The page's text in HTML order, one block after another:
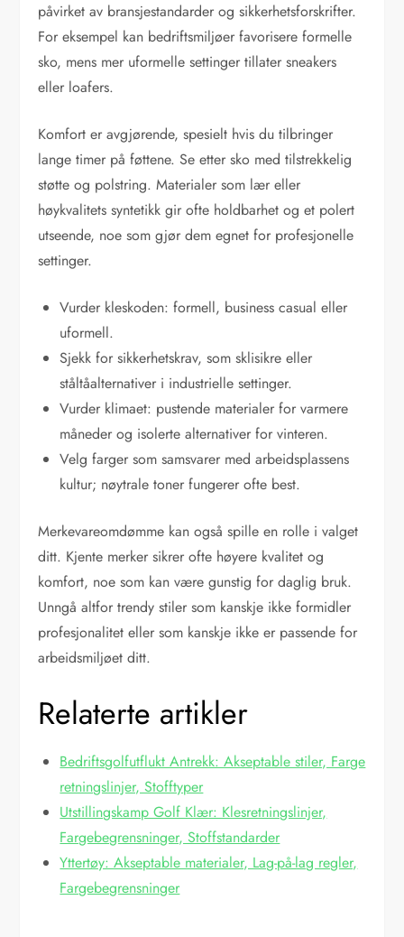
påvirket av bransjestandarder og sikkerhetsforskrifter.
For eksempel kan bedriftsmiljøer favorisere formelle
sko, mens mer uformelle settinger tillater sneakers
eller loafers.
Komfort er avgjørende, spesielt hvis du tilbringer
lange timer på føttene. Se etter sko med tilstrekkelig
støtte og polstring. Materialer som lær eller
høykvalitets syntetikk gir ofte holdbarhet og et polert
utseende, noe som gjør dem egnet for profesjonelle
settinger.
Vurder kleskoden: formell, business casual eller
uformell.
Sjekk for sikkerhetskrav, som sklisikre eller
ståltåalternativer i industrielle settinger.
Vurder klimaet: pustende materialer for varmere
måneder og isolerte alternativer for vinteren.
Velg farger som samsvarer med arbeidsplassens
kultur; nøytrale toner fungerer ofte best.
Merkevareomdømme kan også spille en rolle i valget
ditt. Kjente merker sikrer ofte høyere kvalitet og
komfort, noe som kan være gunstig for daglig bruk.
Unngå altfor trendy stiler som kanskje ikke formidler
profesjonalitet eller som kanskje ikke er passende for
arbeidsmiljøet ditt.
Relaterte artikler
Bedriftsgolfutflukt Antrekk: Akseptable stiler, Farge
retningslinjer, Stofftyper
Utstillingskamp Golf Klær: Klesretningslinjer,
Fargebegrensninger, Stoffstandarder
Yttertøy: Akseptable materialer, Lag-på-lag regler,
Fargebegrensninger